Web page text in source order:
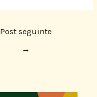
Post seguinte
→